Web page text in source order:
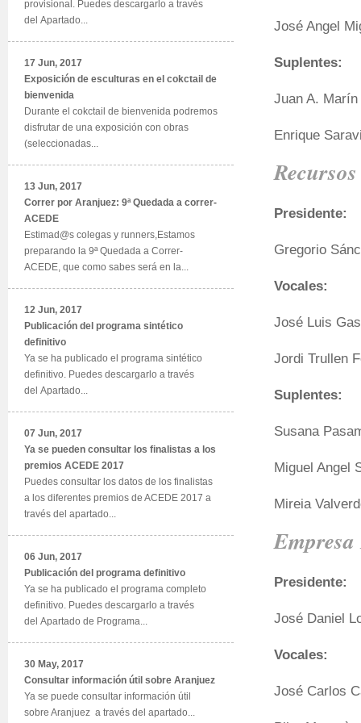
provisional. Puedes descargarlo a través
del Apartado...
17 Jun, 2017
Exposición de esculturas en el cokctail de
bienvenida
Durante el cokctail de bienvenida podremos
disfrutar de una exposición con obras
(seleccionadas...
13 Jun, 2017
Correr por Aranjuez: 9ª Quedada a correr-
ACEDE
Estimad@s colegas y runners,Estamos
preparando la 9ª Quedada a Correr-
ACEDE, que como sabes será en la...
12 Jun, 2017
Publicación del programa sintético
definitivo
Ya se ha publicado el programa sintético
definitivo. Puedes descargarlo a través
del Apartado...
07 Jun, 2017
Ya se pueden consultar los finalistas a los
premios ACEDE 2017
Puedes consultar los datos de los finalistas
a los diferentes premios de ACEDE 2017 a
través del apartado...
06 Jun, 2017
Publicación del programa definitivo
Ya se ha publicado el programa completo
definitivo. Puedes descargarlo a través
del Apartado de Programa...
30 May, 2017
Consultar información útil sobre Aranjuez
Ya se puede consultar información útil
sobre Aranjuez a través del apartado...
José Angel
Suplentes:
Juan A.
Enrique
Presidente:
Gregorio
Vocales:
José Luis
Jordi Trullen
Suplentes:
Susana
Miguel Angel
Mireia
Presidente:
José Daniel
Vocales:
José Carlos